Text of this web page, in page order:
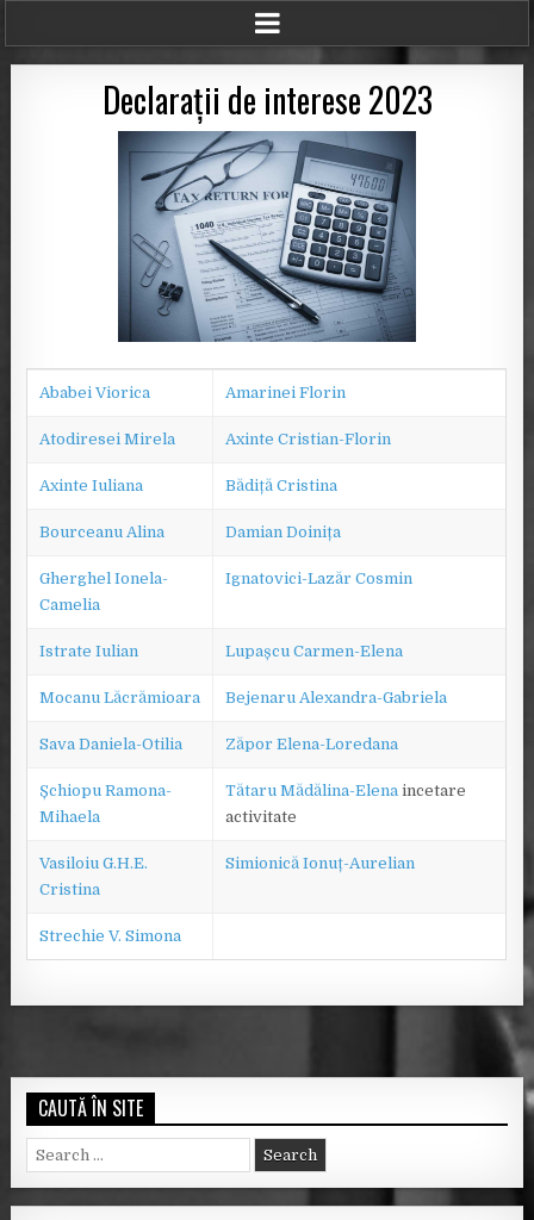
Declarații de interese 2023
Ababei Viorica Amarinei Florin
Atodiresei Mirela Axinte Cristian-Florin
Axinte Iuliana Bădiță Cristina
Bourceanu Alina Damian Doinița
Gherghel Ionela-
Camelia
Ignatovici-Lazăr Cosmin
Istrate Iulian Lupașcu Carmen-Elena
Mocanu Lăcrămioara Bejenaru Alexandra-Gabriela
Sava Daniela-Otilia Zăpor Elena-Loredana
Șchiopu Ramona-
Mihaela
Tătaru Mădălina-Elena incetare
activitate
Vasiloiu G.H.E.
Cristina
Simionică Ionuț-Aurelian
Strechie V. Simona
CAUTĂ ÎN SITE
S
e